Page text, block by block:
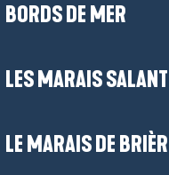
BORDS DE MER
LES MARAIS
LE MARAIS DE
La Baule-Presqu’île
accessibles aux
aux...